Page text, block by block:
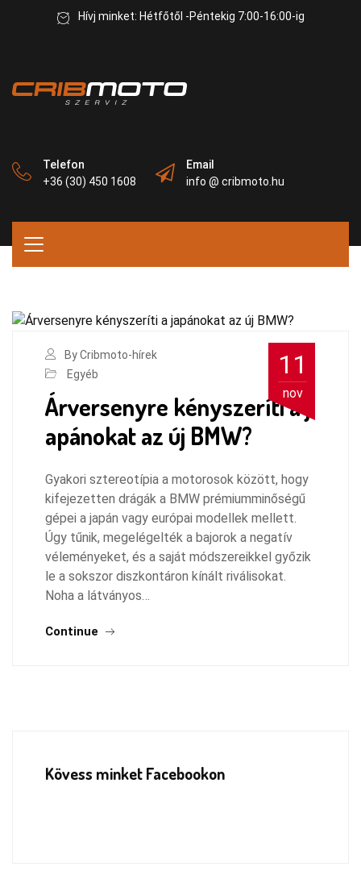
Hívj minket: Hétfőtől -Péntekig 7:00-16:00-ig
Telefon
+36 (30) 450 1608
Email
info @ cribmoto.hu
11
nov
By Cribmoto-hírek
Egyéb
Árversenyre kényszeríti a j
apánokat az új BMW?
Gyakori sztereotípia a motorosok között, hogy
kifejezetten drágák a BMW prémiumminőségű
gépei a japán vagy európai modellek mellett.
Úgy tűnik, megelégelték a bajorok a negatív
véleményeket, és a saját módszereikkel győzik
le a sokszor diszkontáron kínált riválisokat.
Noha a látványos…
Continue
Kövess minket Facebookon